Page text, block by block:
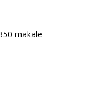
makale